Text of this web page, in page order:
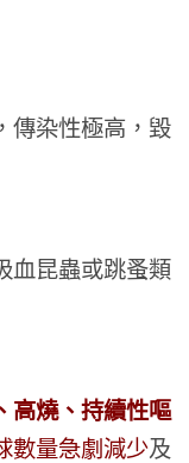
傳染性極高，毀
血昆蟲或跳蚤類
高燒、持續性嘔
數量急劇減少及